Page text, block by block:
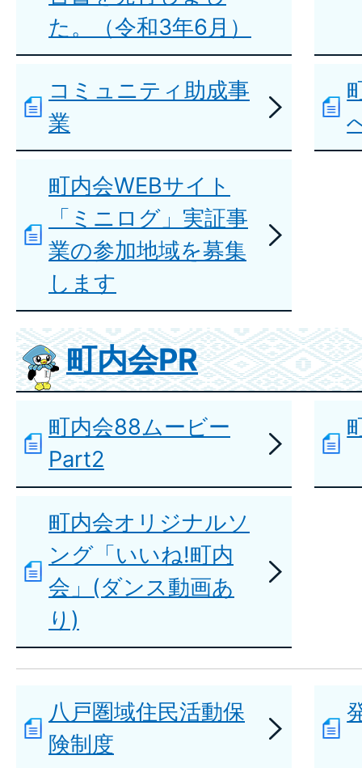
た。（令和3年6月）
コミュニティ助成事
業
町内会WEBサイト
「ミニログ」実証事
業の参加地域を募集
します
町内会PR
町内会88ムービー
Part2
町内会オリジナルソ
ング「いいね!町内
会」(ダンス動画あ
り)
八戸圏域住民活動保
険制度